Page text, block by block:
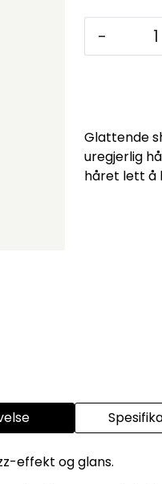
-
Glattende
uregjerlig
håret lett å
effekt og glans.